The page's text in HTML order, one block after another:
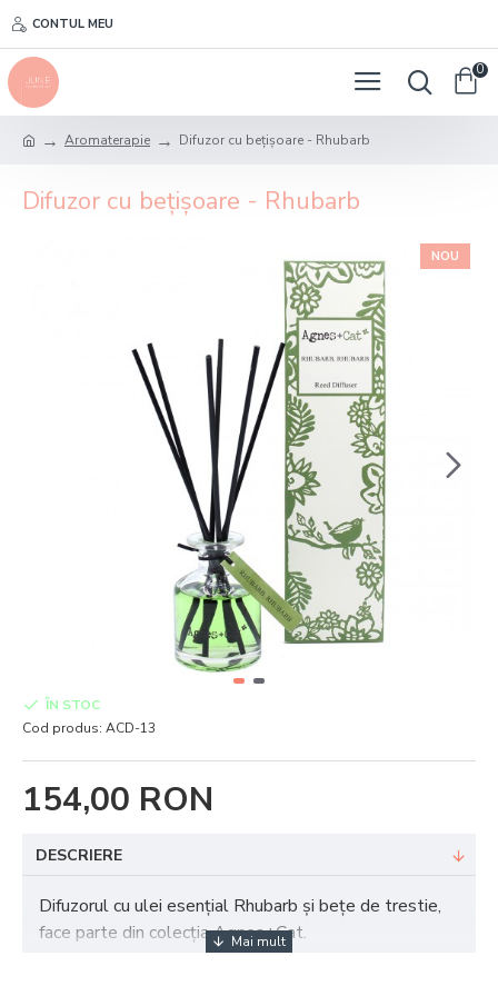
CONTUL MEU
0
Aromaterapie Difuzor cu bețișoare - Rhubarb
Difuzor cu bețișoare - Rhubarb
NOU
154,00 RON
ÎN STOC
Cod produs: ACD-13
DESCRIERE
Difuzorul cu ulei esențial Rhubarb și bețe de trestie,
face parte din colecția Agnes+Cat.